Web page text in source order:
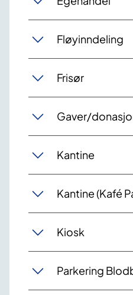
Fløyinndeling
Frisør
Gaver/
Kantine
Kantine (Kafé
Kiosk
Parkering